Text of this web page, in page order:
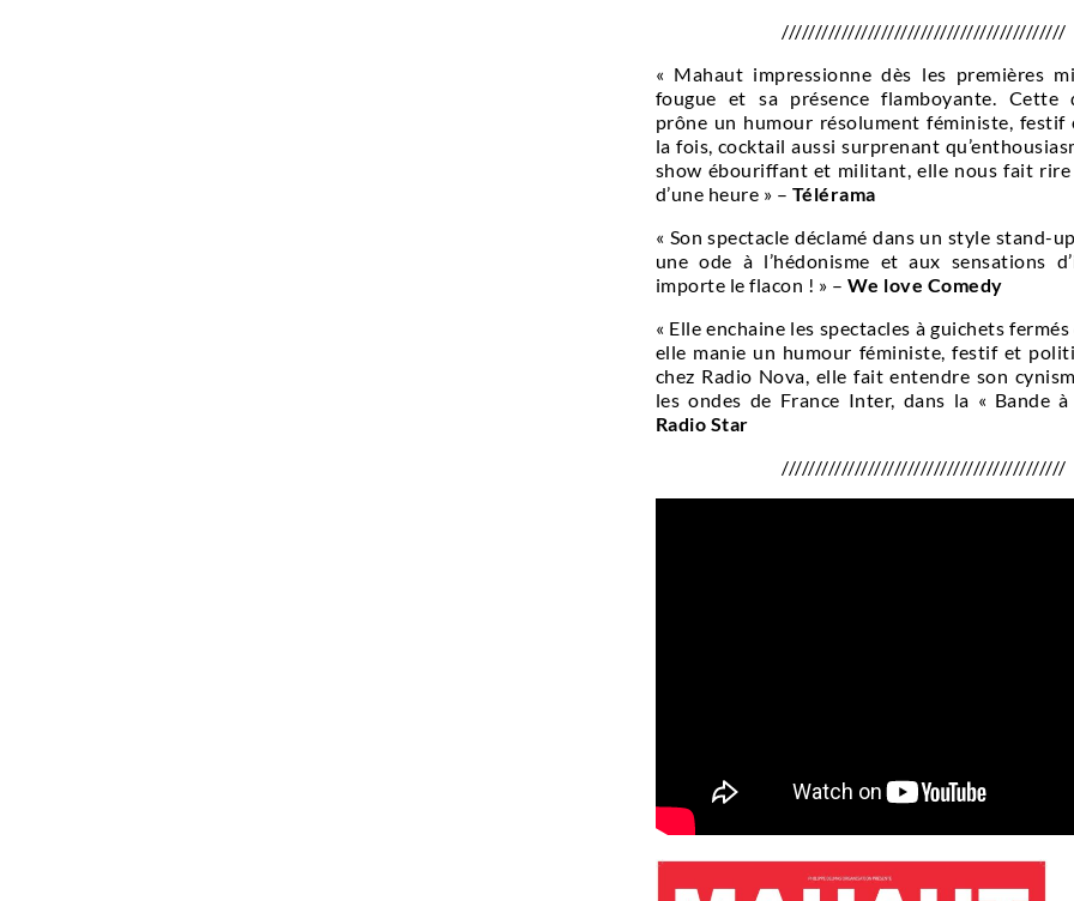
///////////////////////////////////////////
« Mahaut impressionne dès les premières
fougue et sa présence flamboyante. Cette
prône un humour résolument féministe,
la fois, cocktail aussi surprenant
show ébouriffant et militant, elle nous fait
d’une heure » – Télérama
« Son spectacle déclamé dans un style stand-
une ode à l’hédonisme et aux sensations
importe le flacon ! » – We love Comedy
« Elle enchaine les spectacles à guichets
elle manie un humour féministe, festif et
chez Radio Nova, elle fait entendre son
les ondes de France Inter, dans la « Bande
Radio Star
///////////////////////////////////////////